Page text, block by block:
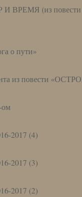
ВРЕМЯ (из повести
о пути»
из повести
ом
2017 (4)
2017 (3)
2017 (2)